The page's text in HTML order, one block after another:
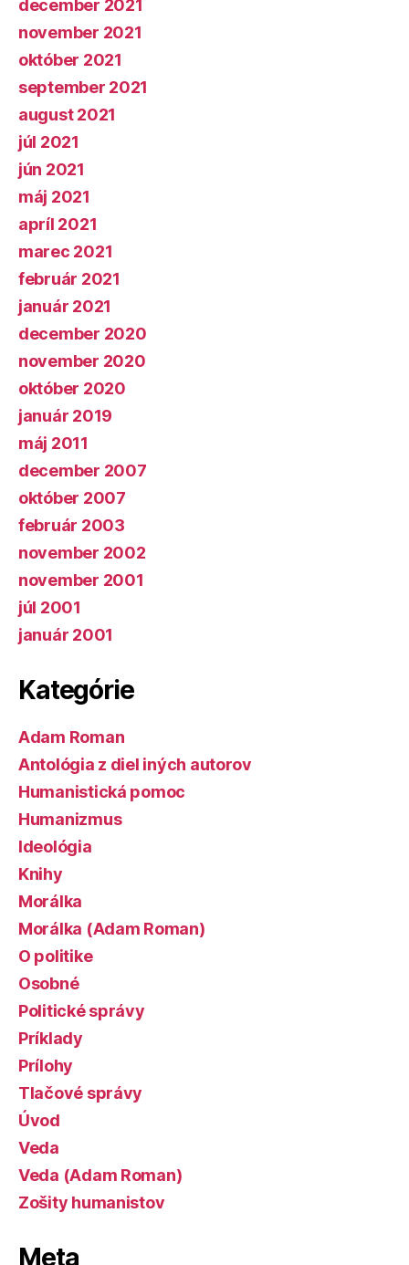
december 2021
november 2021
október 2021
september 2021
august 2021
júl 2021
jún 2021
máj 2021
apríl 2021
marec 2021
február 2021
január 2021
december 2020
november 2020
október 2020
január 2019
máj 2011
december 2007
október 2007
február 2003
november 2002
november 2001
júl 2001
január 2001
Kategórie
Adam Roman
Antológia z diel iných autorov
Humanistická pomoc
Humanizmus
Ideológia
Knihy
Morálka
Morálka (Adam Roman)
O politike
Osobné
Politické správy
Príklady
Prílohy
Tlačové správy
Úvod
Veda
Veda (Adam Roman)
Zošity humanistov
Meta